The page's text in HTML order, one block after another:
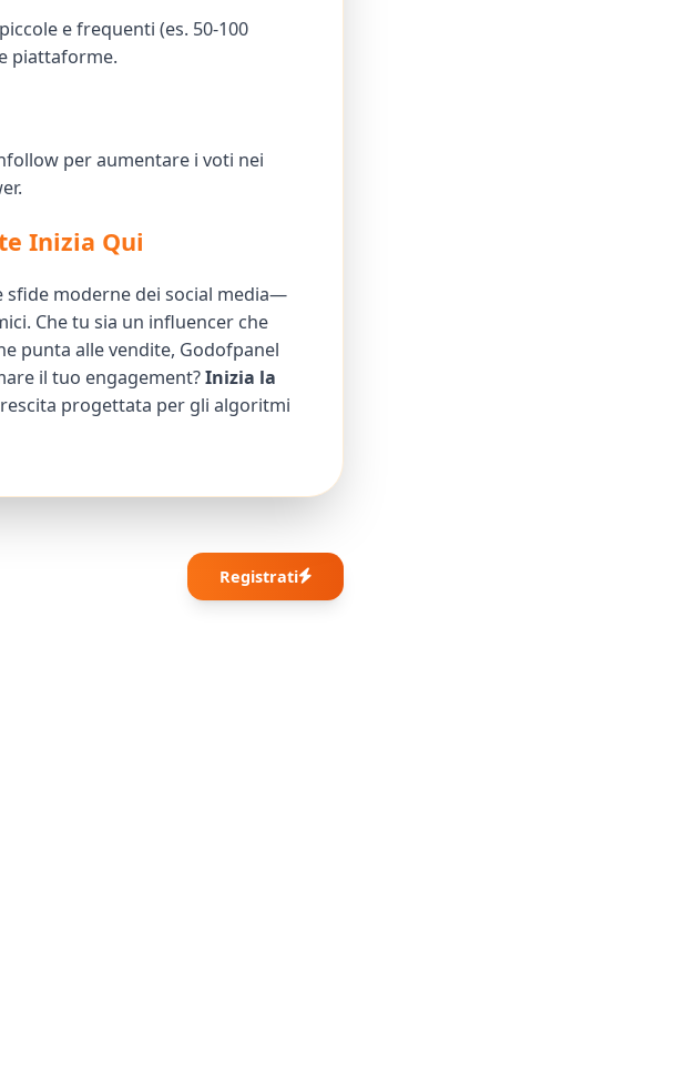
e frequenti (es. 50-100
piattaforme.
per aumentare i voti nei
Inizia Qui
sfide moderne dei social media—
Che tu sia un influencer che
punta alle vendite, Godofpanel
il tuo engagement?Inizia la
progettata per gli algoritmi
Registrati